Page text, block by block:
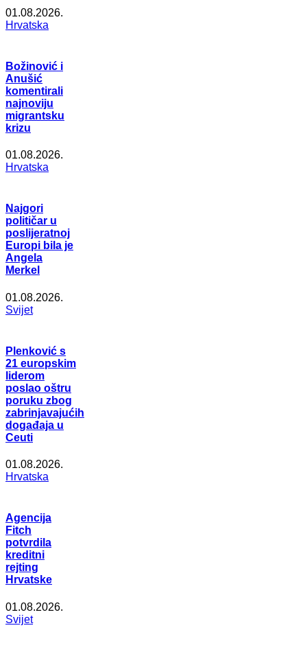
01.08.2026.
Hrvatska
Božinović i
Anušić
komentirali
najnoviju
migrantsku
krizu
01.08.2026.
Hrvatska
Najgori
političar u
poslijeratnoj
Europi bila je
Angela
Merkel
01.08.2026.
Svijet
Plenković s
21 europskim
liderom
poslao oštru
poruku zbog
zabrinjavajućih
događaja u
Ceuti
01.08.2026.
Hrvatska
Agencija
Fitch
potvrdila
kreditni
rejting
Hrvatske
01.08.2026.
Svijet